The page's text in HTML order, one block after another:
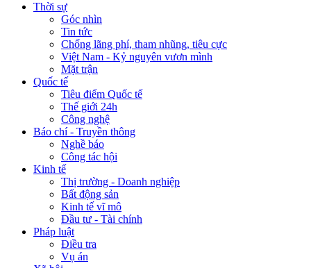
Thời sự
Góc nhìn
Tin tức
Chống lãng phí, tham nhũng, tiêu cực
Việt Nam - Kỷ nguyên vươn mình
Mặt trận
Quốc tế
Tiêu điểm Quốc tế
Thế giới 24h
Công nghệ
Báo chí - Truyền thông
Nghề báo
Công tác hội
Kinh tế
Thị trường - Doanh nghiệp
Bất động sản
Kinh tế vĩ mô
Đầu tư - Tài chính
Pháp luật
Điều tra
Vụ án